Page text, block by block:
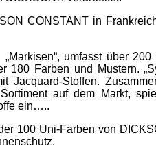
CONSTANT in
umfasst über
180 Farben und Mustern.
Jacquard-Stoffen.
auf dem Markt,
ein…..
100 Uni-Farben von